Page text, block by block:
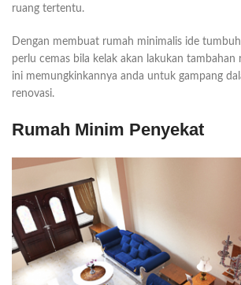
ruang tertentu.
Dengan membuat rumah minimalis ide
perlu cemas bila kelak akan lakukan tambahan
ini memungkinkannya anda untuk gampang
renovasi.
Rumah Minim Penyekat